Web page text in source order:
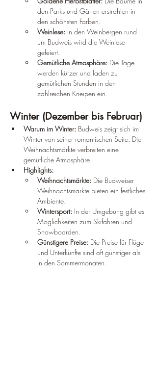
den Parks und Gärten erstrahlen in
den schönsten Farben.
Weinlese: In den Weinbergen rund
um Budweis wird die Weinlese
gefeiert.
Gemütliche Atmosphäre: Die Tage
werden kürzer und laden zu
gemütlichen Stunden in den
zahlreichen Kneipen ein.
Winter (Dezember bis Februar)
Warum im Winter: Budweis zeigt sich im
Winter von seiner romantischen Seite. Die
Weihnachtsmärkte verbreiten eine
gemütliche Atmosphäre.
Highlights:
Weihnachtsmärkte: Die Budweiser
Weihnachtsmärkte bieten ein festliches
Ambiente.
Wintersport: In der Umgebung gibt es
Möglichkeiten zum Skifahren und
Snowboarden.
Günstigere Preise: Die Preise für Flüge
und Unterkünfte sind oft günstiger als
in den Sommermonaten.